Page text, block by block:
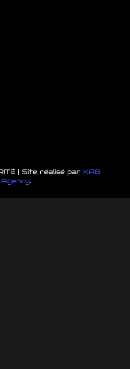
| Site réalisé par KAB
Agency.